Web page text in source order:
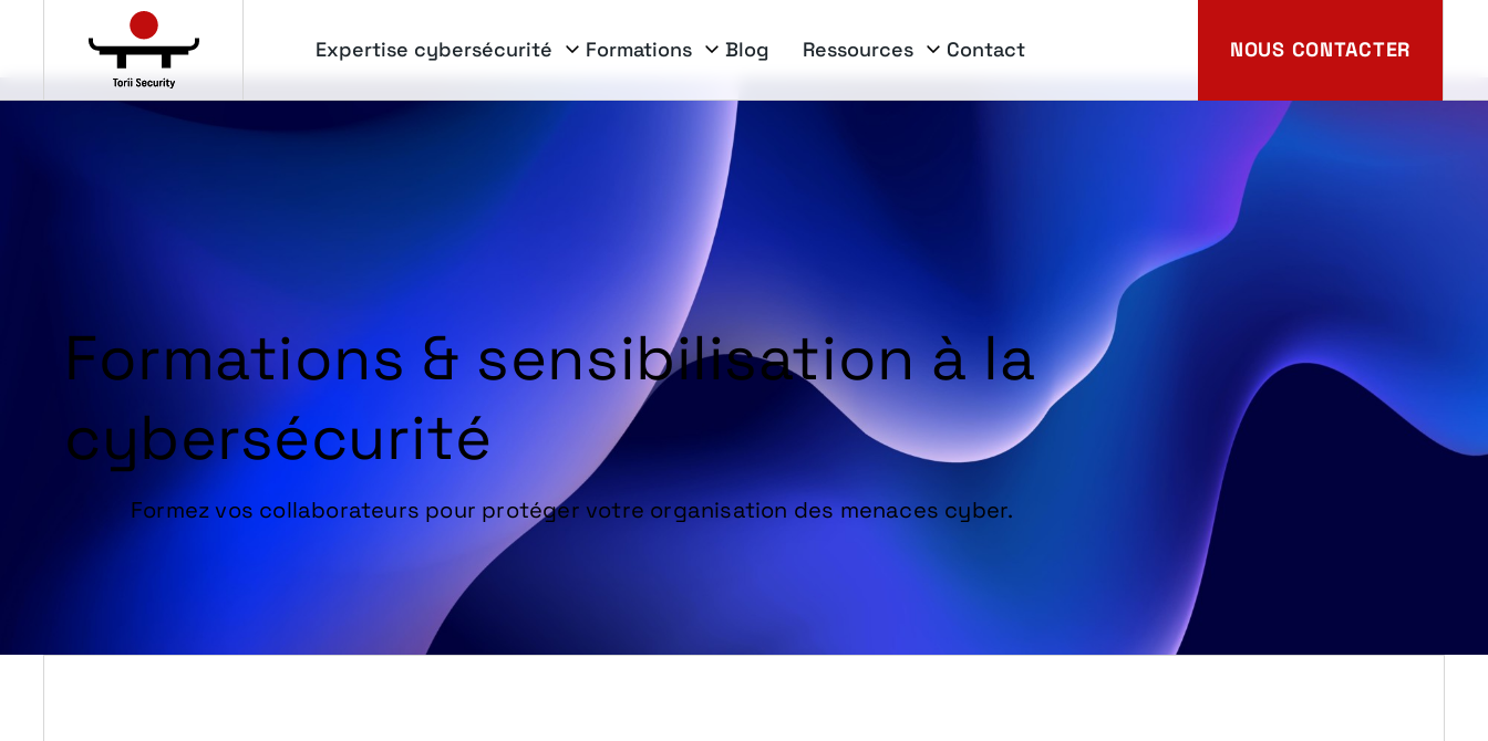
Expertise cybersécurité Formations Blog Ressources Contact NOUS CONTACTER
Formations & sensibilisation à la
cybersécurité
Formez vos collaborateurs pour protéger votre organisation des menaces cyber.
Panneau de gestion des cookies